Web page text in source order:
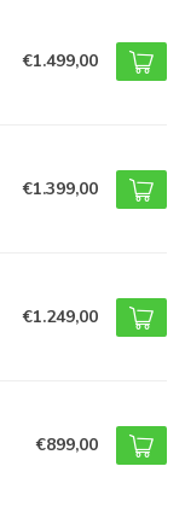
€1.499,00
€1.399,00
€1.249,00
€899,00